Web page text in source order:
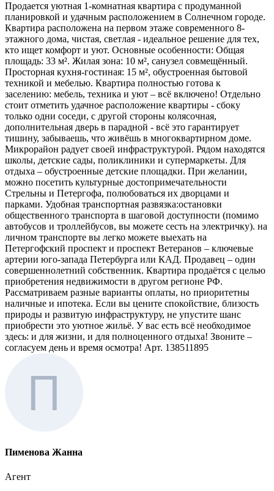
Продается уютная 1-комнатная квартира с продуманной
планировкой и удачным расположением в Солнечном городе.
Квартира расположена на первом этаже современного 8-
этажного дома, чистая, светлая - идеальное решение для тех,
кто ищет комфорт и уют. Основные особенности: Общая
площадь: 33 м². Жилая зона: 10 м², санузел совмещённый.
Просторная кухня-гостиная: 15 м², обустроенная бытовой
техникой и мебелью. Квартира полностью готова к
заселению: мебель, техника и уют – всё включено! Отдельно
стоит отметить удачное расположение квартиры - сбоку
только одни соседи, с другой стороны колясочная,
дополнительная дверь в парадной - всё это гарантирует
тишину, забываешь, что живёшь в многоквартирном доме.
Микрорайон радует своей инфраструктурой. Рядом находятся
школы, детские сады, поликлиники и супермаркеты. Для
отдыха – обустроенные детские площадки. При желании,
можно посетить культурные достопримечательности
Стрельны и Петергофа, полюбоваться их дворцами и
парками. Удобная транспортная развязка:остановки
общественного транспорта в шаговой доступности (помимо
автобусов и троллейбусов, вы можете сесть на электричку). на
личном транспорте вы легко можете выехать на
Петергофский проспект и проспект Ветеранов – ключевые
артерии юго-запада Петербурга или КАД. Продавец – один
совершеннолетний собственник. Квартира продаётся с целью
приобретения недвижимости в другом регионе РФ.
Рассматриваем разные варианты оплаты, но приоритетны
наличные и ипотека. Если вы цените спокойствие, близость
природы и развитую инфраструктуру, не упустите шанс
приобрести это уютное жильё. У вас есть всё необходимое
здесь: и для жизни, и для полноценного отдыха! Звоните –
согласуем день и время осмотра! Арт. 138511895
Пименова Жанна
Агент